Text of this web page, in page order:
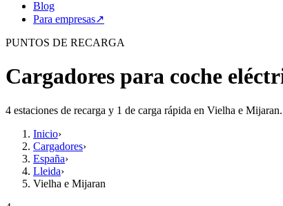
Blog
Para empresas↗
PUNTOS DE RECARGA
Cargadores para coche
4 estaciones de recarga y 1 de carga rápida en Vielha e Mijaran.
Inicio›
Cargadores›
España›
Lleida›
Vielha e Mijaran